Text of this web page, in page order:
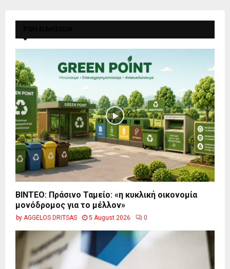
BINTEO: Πράσινο Ταμείο: «η κυκλική οικονομία
μονόδρομος για το μέλλον»
by AGGELOS DRITSAS 5 August 2026 0